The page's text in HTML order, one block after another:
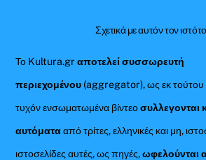
Σχετικά με αυτόν τον
Το Kultura.grαποτελεί συσσωρευτή
περιεχομένου (aggregator), ως εκ τούτου
τυχόν ενσωματωμένα βίντεοσυλλεγονται
αυτόματααπό τρίτες, ελληνικές και μη,
ιστοσελίδες αυτές, ως πηγές,ωφελούνται